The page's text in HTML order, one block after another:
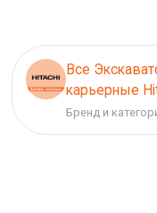
Все
карьерные
Бренд и